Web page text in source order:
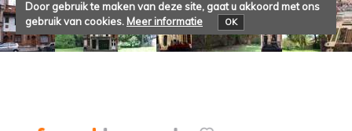
Door gebruik te maken van deze site, gaat u akkoord met ons
gebruik van cookies. Meer informatie OK